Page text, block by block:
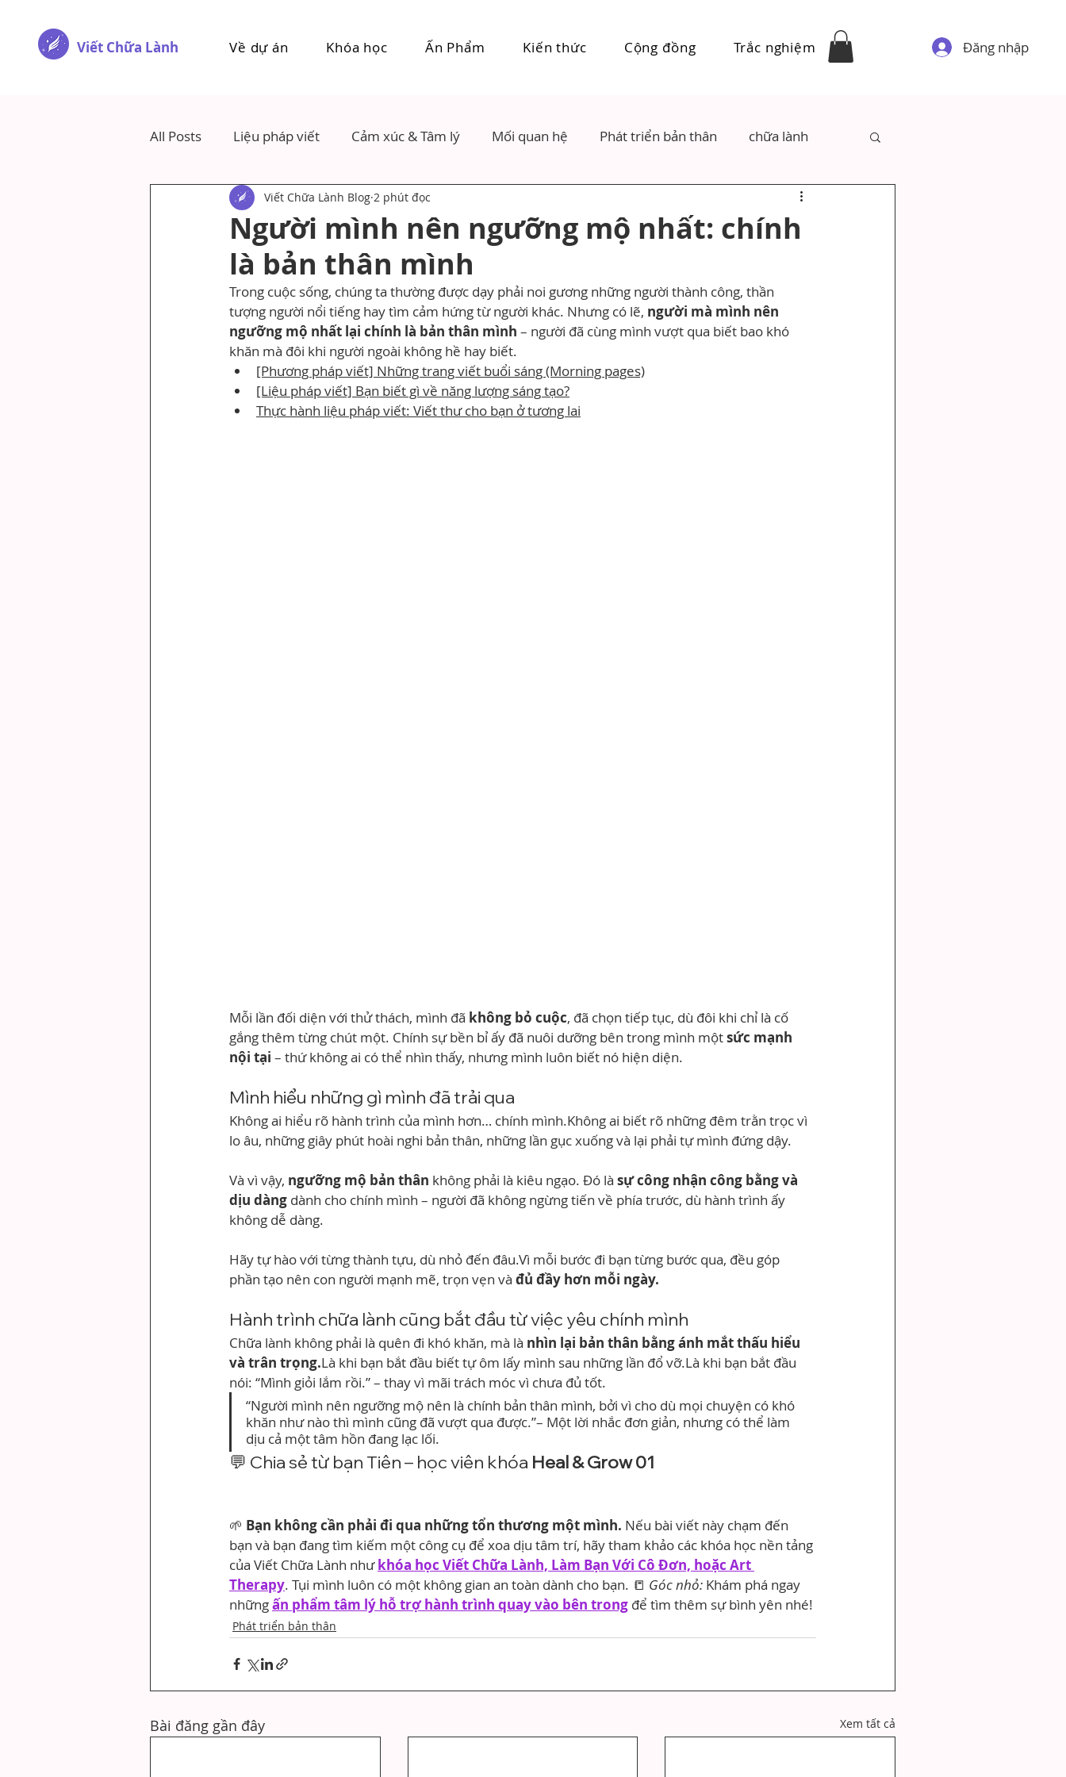
Viết Chữa Lành Về dự án Khóa học Ấn Phẩm Kiến thức Cộng đồng Trắc nghiệm Đăng nhập
All Posts Liệu pháp viết Cảm xúc & Tâm lý Mối quan hệ Phát triển bản thân chữa lành
Người mình nên ngưỡng mộ nhất: chính
là bản thân mình
Viết Chữa Lành Blog 2 phút đọc
Trong cuộc sống, chúng ta thường được dạy phải noi gương những người thành công, thần
tượng người nổi tiếng hay tìm cảm hứng từ người khác. Nhưng có lẽ, người mà mình nên
ngưỡng mộ nhất lại chính là bản thân mình – người đã cùng mình vượt qua biết bao khó
khăn mà đôi khi người ngoài không hề hay biết.
[Phương pháp viết] Những trang viết buổi sáng (Morning pages)
[Liệu pháp viết] Bạn biết gì về năng lượng sáng tạo?
Thực hành liệu pháp viết: Viết thư cho bạn ở tương lai
Mỗi lần đối diện với thử thách, mình đã không bỏ cuộc, đã chọn tiếp tục, dù đôi khi chỉ là cố
gắng thêm từng chút một. Chính sự bền bỉ ấy đã nuôi dưỡng bên trong mình một sức mạnh
nội tại – thứ không ai có thể nhìn thấy, nhưng mình luôn biết nó hiện diện.
Mình hiểu những gì mình đã trải qua
Không ai hiểu rõ hành trình của mình hơn… chính mình.Không ai biết rõ những đêm trằn trọc vì
lo âu, những giây phút hoài nghi bản thân, những lần gục xuống và lại phải tự mình đứng dậy.
Và vì vậy, ngưỡng mộ bản thân không phải là kiêu ngạo. Đó là sự công nhận công bằng và
dịu dàng dành cho chính mình – người đã không ngừng tiến về phía trước, dù hành trình ấy
không dễ dàng.
Hãy tự hào với từng thành tựu, dù nhỏ đến đâu.Vì mỗi bước đi bạn từng bước qua, đều góp
phần tạo nên con người mạnh mẽ, trọn vẹn và đủ đầy hơn mỗi ngày.
Hành trình chữa lành cũng bắt đầu từ việc yêu chính mình
Chữa lành không phải là quên đi khó khăn, mà là nhìn lại bản thân bằng ánh mắt thấu hiểu
và trân trọng.Là khi bạn bắt đầu biết tự ôm lấy mình sau những lần đổ vỡ.Là khi bạn bắt đầu
nói: “Mình giỏi lắm rồi.” – thay vì mãi trách móc vì chưa đủ tốt.
“Người mình nên ngưỡng mộ nên là chính bản thân mình, bởi vì cho dù mọi chuyện có khó
khăn như nào thì mình cũng đã vượt qua được.”– Một lời nhắc đơn giản, nhưng có thể làm
dịu cả một tâm hồn đang lạc lối.
💬 Chia sẻ từ bạn Tiên – học viên khóa Heal & Grow 01
🌱 Bạn không cần phải đi qua những tổn thương một mình. Nếu bài viết này chạm đến
bạn và bạn đang tìm kiếm một công cụ để xoa dịu tâm trí, hãy tham khảo các khóa học nền tảng
của Viết Chữa Lành như khóa học Viết Chữa Lành, Làm Bạn Với Cô Đơn, hoặc Art
Therapy. Tụi mình luôn có một không gian an toàn dành cho bạn. 📒 Góc nhỏ: Khám phá ngay
những ấn phẩm tâm lý hỗ trợ hành trình quay vào bên trong để tìm thêm sự bình yên nhé!
Phát triển bản thân
Bài đăng gần đây Xem tất cả